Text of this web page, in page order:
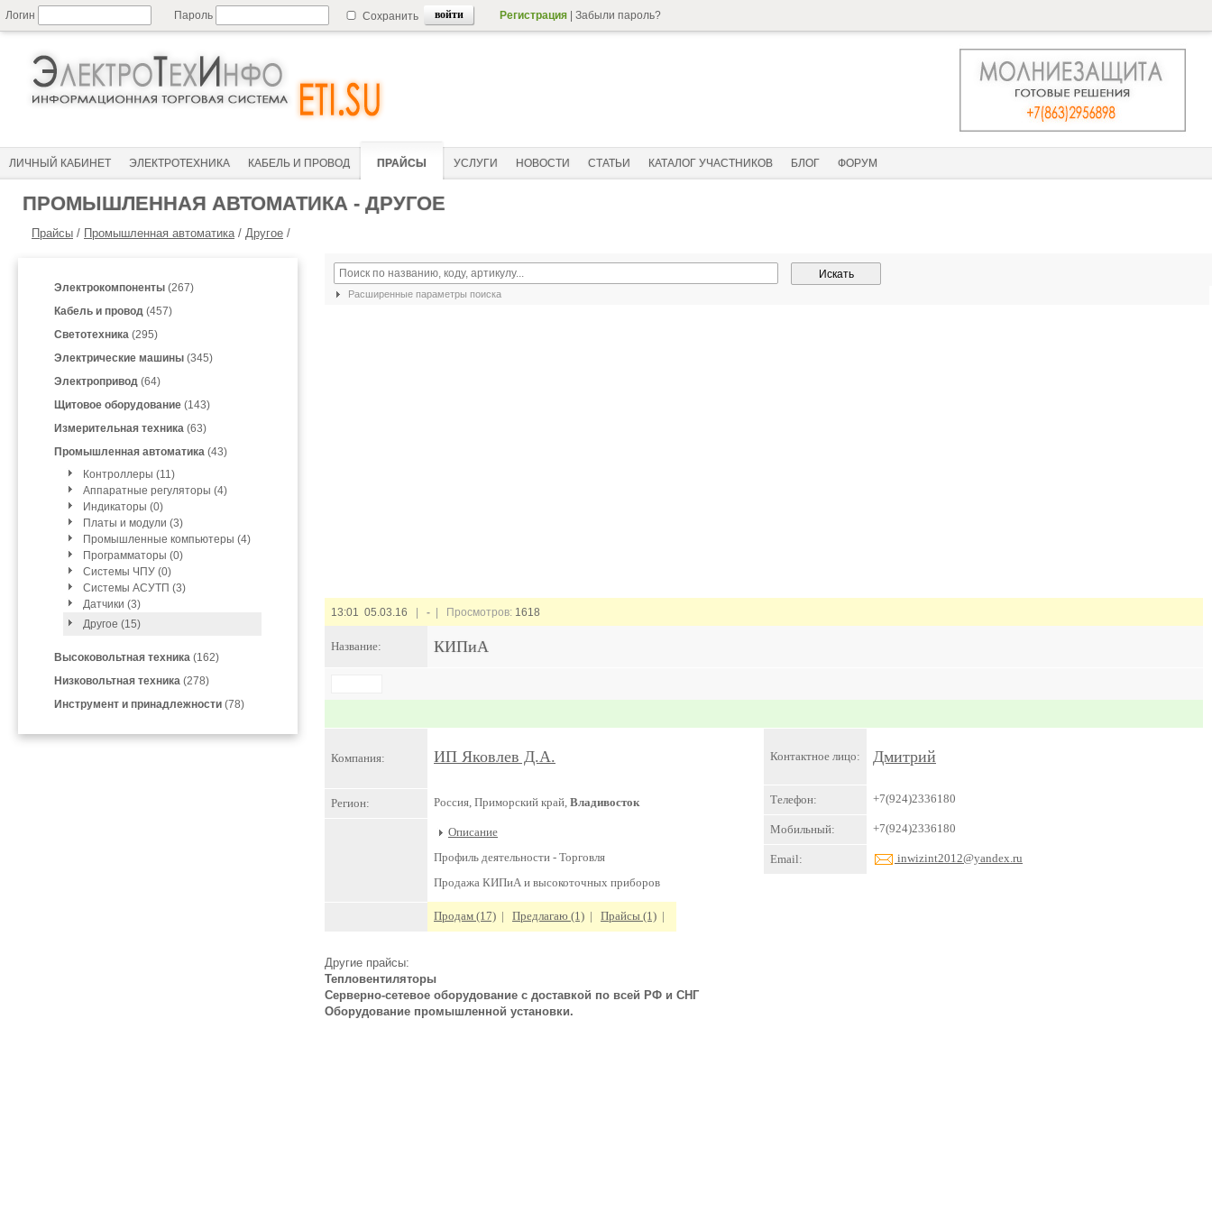
Логин Пароль Сохранить Регистрация Забыли пароль?
ЛИЧНЫЙ КАБИНЕТ ЭЛЕКТРОТЕХНИКА КАБЕЛЬ И ПРОВОД ПРАЙСЫ УСЛУГИ НОВОСТИ СТАТЬИ КАТАЛОГ УЧАСТНИКОВ БЛОГ ФОРУМ
ПРОМЫШЛЕННАЯ АВТОМАТИКА - ДРУГОЕ
Прайсы / Промышленная автоматика/ Другое /
Электрокомпоненты (267)
Кабель и провод (457)
Светотехника (295)
Электрические машины (345)
Электропривод (64)
Щитовое оборудование (143)
Измерительная техника (63)
Промышленная автоматика (43)
Контроллеры (11)
Аппаратные регуляторы (4)
Индикаторы (0)
Платы и модули (3)
Промышленные компьютеры (4)
Программаторы (0)
Системы ЧПУ (0)
Системы АСУТП (3)
Датчики (3)
Другое (15)
Высоковольтная техника (162)
Низковольтная техника (278)
Инструмент и принадлежности (78)
Расширенные параметры поиска
13:01 05.03.16 - | Просмотров: 1618
Название: КИПиА
Компания: ИП Яковлев Д.А.
Регион: Россия, Приморский край, Владивосток
Описание
Профиль деятельности - Торговля
Продажа КИПиА и высокоточных приборов
Продам (17) | Предлагаю (1) | Прайсы (1) |
Контактное лицо: Дмитрий
Телефон: +7(924)2336180
Мобильный: +7(924)2336180
Email: inwizint2012@yandex.ru
Другие прайсы:
Тепловентиляторы
Серверно-сетевое оборудование с доставкой по всей РФ и СНГ
Оборудование промышленной установки.